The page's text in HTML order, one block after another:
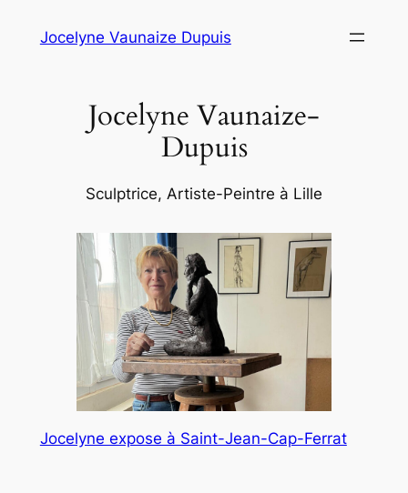
Jocelyne Vaunaize Dupuis
Jocelyne Vaunaize-
Dupuis
Sculptrice, Artiste-Peintre à Lille
Jocelyne expose à Saint-Jean-Cap-Ferrat